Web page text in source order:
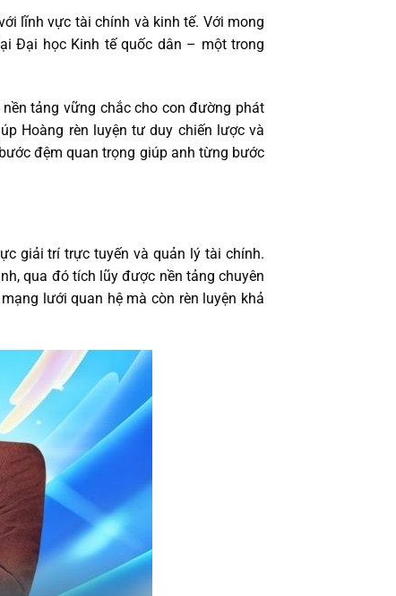
lĩnh vực tài chính và kinh tế. Với mong
Đại học Kinh tế quốc dân – một trong
tảng vững chắc cho con đường phát
Hoàng rèn luyện tư duy chiến lược và
đệm quan trọng giúp anh từng bước
giải trí trực tuyến và quản lý tài chính.
qua đó tích lũy được nền tảng chuyên
lưới quan hệ mà còn rèn luyện khả